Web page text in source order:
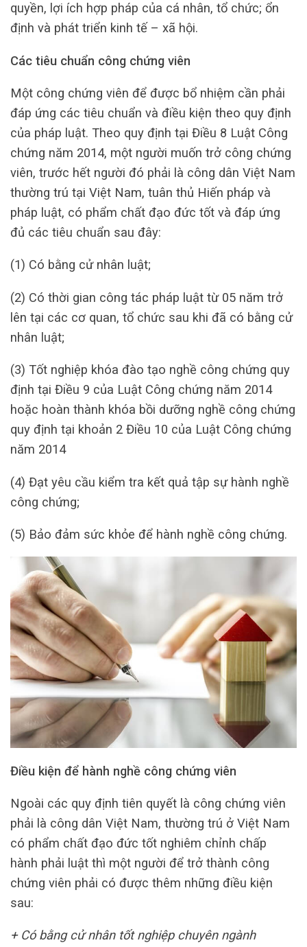
quyền, lợi ích hợp pháp của cá nhân, tổ chức; ổn
định và phát triển kinh tế – xã hội.
Các tiêu chuẩn công chứng viên
Một công chứng viên để được bổ nhiệm cần phải
đáp ứng các tiêu chuẩn và điều kiện theo quy định
của pháp luật. Theo quy định tại Điều 8 Luật Công
chứng năm 2014, một người muốn trở công chứng
viên, trước hết người đó phải là công dân Việt Nam
thường trú tại Việt Nam, tuân thủ Hiến pháp và
pháp luật, có phẩm chất đạo đức tốt và đáp ứng
đủ các tiêu chuẩn sau đây:
(1) Có bằng cử nhân luật;
(2) Có thời gian công tác pháp luật từ 05 năm trở
lên tại các cơ quan, tổ chức sau khi đã có bằng cử
nhân luật;
(3) Tốt nghiệp khóa đào tạo nghề công chứng quy
định tại Điều 9 của Luật Công chứng năm 2014
hoặc hoàn thành khóa bồi dưỡng nghề công chứng
quy định tại khoản 2 Điều 10 của Luật Công chứng
năm 2014
(4) Đạt yêu cầu kiểm tra kết quả tập sự hành nghề
công chứng;
(5) Bảo đảm sức khỏe để hành nghề công chứng.
Điều kiện để hành nghề công chứng viên
Ngoài các quy định tiên quyết là công chứng viên
phải là công dân Việt Nam, thường trú ở Việt Nam
có phẩm chất đạo đức tốt nghiêm chỉnh chấp
hành phải luật thì một người để trở thành công
chứng viên phải có được thêm những điều kiện
sau:
+ Có bằng cử nhân tốt nghiệp chuyên ngành